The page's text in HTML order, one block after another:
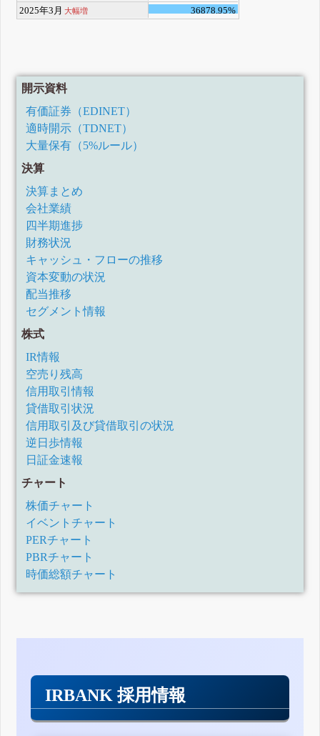
2025年3月 大幅増 36878.95%
開示資料
有価証券（EDINET）
適時開示（TDNET）
大量保有（5%ルール）
決算
決算まとめ
会社業績
四半期進捗
財務状況
キャッシュ・フローの推移
資本変動の状況
配当推移
セグメント情報
株式
IR情報
空売り残高
信用取引情報
貸借取引状況
信用取引及び貸借取引の状況
逆日歩情報
日証金速報
チャート
株価チャート
イベントチャート
PERチャート
PBRチャート
時価総額チャート
IRBANK 採用情報